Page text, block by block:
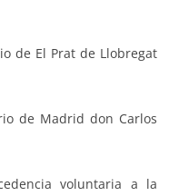
de El Prat de Llobregat
de Madrid don Carlos
voluntaria a la